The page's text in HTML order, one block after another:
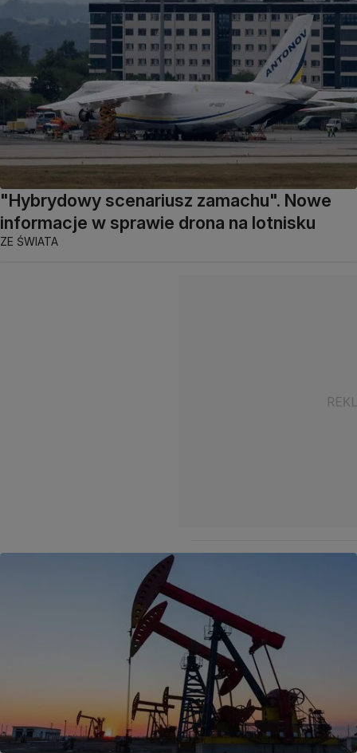
"Hybrydowy scenariusz zamachu". Nowe
informacje w sprawie drona na lotnisku
ZE ŚWIATA